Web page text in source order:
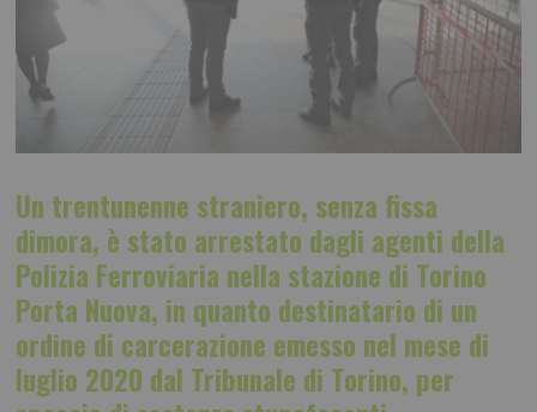
Un trentunenne straniero, senza fissa
dimora, è stato arrestato dagli agenti della
Polizia Ferroviaria nella stazione di Torino
Porta Nuova, in quanto destinatario di un
ordine di carcerazione emesso nel mese di
luglio 2020 dal Tribunale di Torino, per